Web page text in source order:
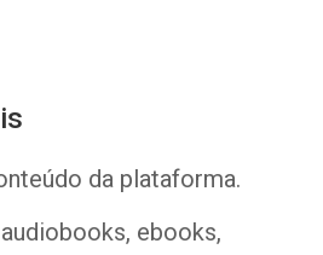
da plataforma.
ebooks,